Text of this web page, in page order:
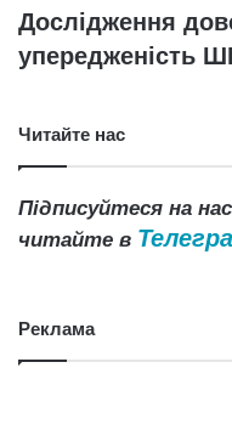
Дослідження
упередженість
Читайте нас
Підписуйтеся на
читайте в
Реклама